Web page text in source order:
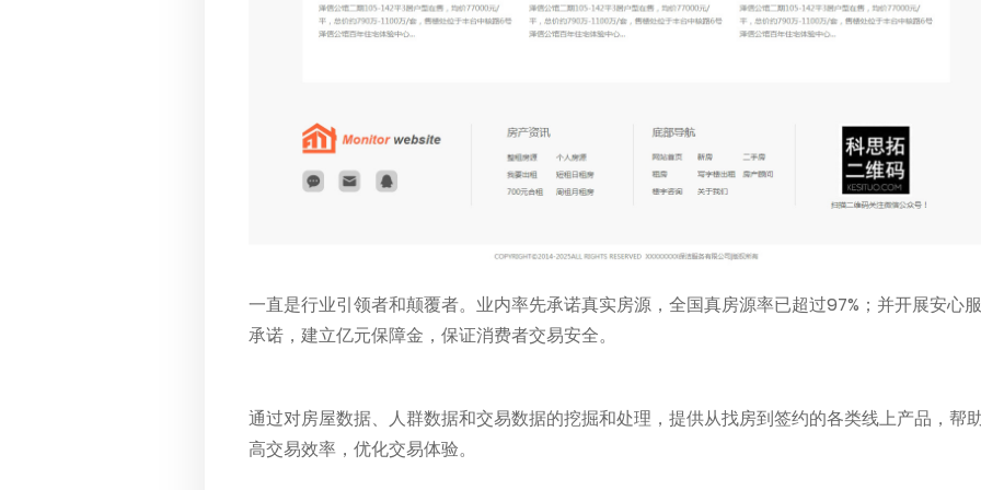
一直是行业引领者和颠覆者。业内率先承诺真实房源，全国真房源率已超过97%；并开展安心
承诺，建立亿元保障金，保证消费者交易安全。
通过对房屋数据、人群数据和交易数据的挖掘和处理，提供从找房到签约的各类线上产品，帮
高交易效率，优化交易体验。